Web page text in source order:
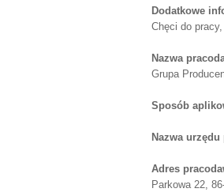
Dodatkowe
Chęci do
Nazwa
Grupa
Sposób
Nazwa
Adres
Parkowa 22,